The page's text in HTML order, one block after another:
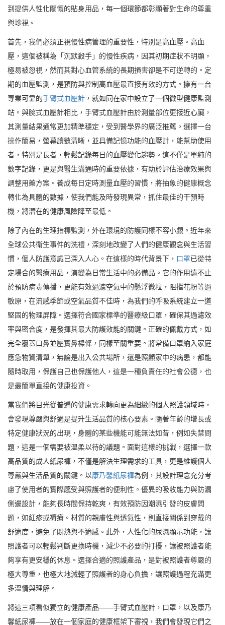
到提供人性化關懷的貼身用品，每一個環節都彰顯著對生命的尊重
與珍視。
首先，我們必須正視慢性病管理的重要性，特別是高血壓。高血
壓，這個被稱為「沉默殺手」的慢性疾病，因其初期症狀不明顯，
極易被忽視，然而其對心血管系統的長期損害卻是不可逆轉的。定
期的血壓監測，是預防與控制高血壓最直接有效的方式。擁有一台
專業可靠的手臂式血壓計 ，就如同在家中設立了一個微型健康監測
站。與腕式血壓計相比，手臂式血壓計由於測量部位更接近心臟，
其測量結果通常更加精準穩定，受到醫學界的廣泛推薦。選擇一台
操作簡易，螢幕讀數清晰，並具備記憶功能的血壓計，能幫助使用
者，特別是長者，輕鬆記錄每日的血壓變化趨勢。這不僅是單純的
數字記錄，更是與醫生溝通時的重要依據，有助於評估治療效果與
調整用藥方案。養成每日定時測量血壓的習慣，將抽象的健康概念
轉化為具體的數據，使我們能及時發現異常，抓住最佳的干預時
機，將潛在的健康風險降至最低。
除了內在的生理指標監測，外在環境的防護同樣不容小覷。近年來
全球公共衛生事件的洗禮，深刻地改變了人們的健康觀念與生活習
慣，個人防護意識已深入人心。在這樣的時代背景下， 口罩已從特
定場合的醫療用品，演變為日常生活中的必備品。它的作用遠不止
於預防病毒傳播，更能有效過濾空氣中的懸浮微粒，阻擋花粉等過
敏原，在流感季節或空氣品質不佳時，為我們的呼吸系統建立一道
堅固的物理屏障。選擇符合國家標準的醫療級口罩，確保其過濾效
率與密合度，是發揮其最大防護效能的關鍵。正確的佩戴方式，如
完全覆蓋口鼻並壓實鼻樑條，同樣至關重要。將常備口罩納入家庭
應急物資清單，無論是出入公共場所，還是照顧家中的病患，都能
隨時取用，保護自己也保護他人，這是一種負責任的社會公德，也
是最簡單直接的健康投資。
當我們將目光從普遍的健康需求轉向更為細緻的個人照護領域時，
會發現尊嚴與舒適是提升生活品質的核心要素。隨著年齡的增長或
特定健康狀況的出現，身體的某些機能可能無法如昔，例如失禁問
題，這是一個需要被溫柔以待的議題。面對這樣的挑戰，選擇一款
高品質的成人紙尿褲，不僅是解決生理需求的工具，更是維護個人
尊嚴與生活品質的關鍵。以康乃馨紙尿褲為例，其設計理念充分考
慮了使用者的實際感受與照護者的便利性。優異的吸收能力與防漏
側邊設計，能夠長時間保持乾爽，有效預防因潮濕引發的皮膚問
題，如紅疹或褥瘡。材質的親膚性與透氣性，則直接關係到穿戴的
舒適度，避免了悶熱與不適感。此外，人性化的尿濕顯示功能，讓
照護者可以輕鬆判斷更換時機，減少不必要的打擾，讓被照護者能
夠享有更安穩的休息。選擇合適的照護產品，是對被照護者尊嚴的
極大尊重，也極大地減輕了照護者的身心負擔，讓照護過程充滿更
多溫情與理解。
將這三項看似獨立的健康產品——手臂式血壓計，口罩，以及康乃
馨紙尿褲——放在一個家庭的健康框架下審視，我們會發現它們之